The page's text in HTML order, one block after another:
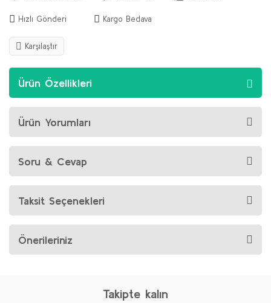
Hızlı Gönderi Kargo Bedava
Karşılaştır
Ürün Özellikleri
Ürün Yorumları
Soru & Cevap
Taksit Seçenekleri
Önerileriniz
Takipte kalın